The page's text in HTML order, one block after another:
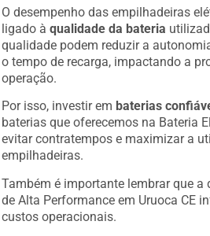
O desempenho das empilhadeiras
ligado àqualidade da bateria
qualidade podem reduzir a
o tempo de recarga, impactando a
operação.
Por isso, investir em baterias
baterias que oferecemos na Bateria
evitar contratempos e maximizar a
empilhadeiras.
Também é importante lembrar que
de Alta Performance em Uruoca CE
custos operacionais.